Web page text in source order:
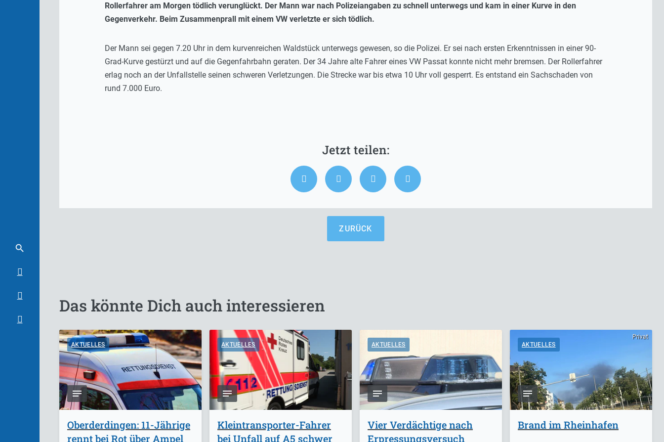
Rollerfahrer am Morgen tödlich verunglückt. Der Mann war nach Polizeiangaben zu schnell unterwegs und kam in einer Kurve in den
Gegenverkehr. Beim Zusammenprall mit einem VW verletzte er sich tödlich.
Der Mann sei gegen 7.20 Uhr in dem kurvenreichen Waldstück unterwegs gewesen, so die Polizei. Er sei nach ersten Erkenntnissen in einer 90-
Grad-Kurve gestürzt und auf die Gegenfahrbahn geraten. Der 34 Jahre alte Fahrer eines VW Passat konnte nicht mehr bremsen. Der Rollerfahrer
erlag noch an der Unfallstelle seinen schweren Verletzungen. Die Strecke war bis etwa 10 Uhr voll gesperrt. Es entstand ein Sachschaden von
rund 7.000 Euro.
ZURÜCK
Das könnte Dich auch interessieren
AKTUELLES
Oberderdingen: 11-Jährige
rennt bei Rot über Ampel
AKTUELLES
Kleintransporter-Fahrer
bei Unfall auf A5 schwer
AKTUELLES
Vier Verdächtige nach
Erpressungsversuch
Privat
AKTUELLES
Brand im Rheinhafen